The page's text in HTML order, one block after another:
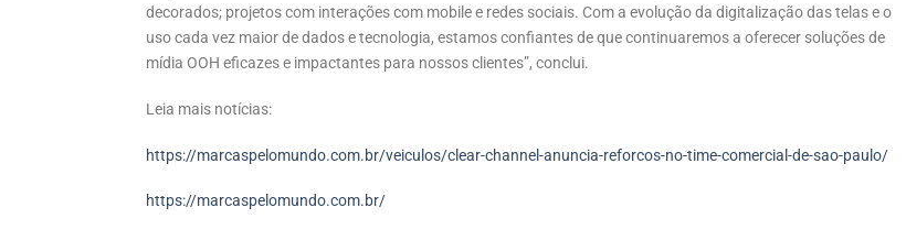
decorados; projetos com interações com mobile e redes sociais. Com a evolução da digitalização das telas e o
uso cada vez maior de dados e tecnologia, estamos confiantes de que continuaremos a oferecer soluções de
mídia OOH eficazes e impactantes para nossos clientes”, conclui.
Leia mais notícias:
https://marcaspelomundo.com.br/veiculos/clear-channel-anuncia-reforcos-no-time-comercial-de-sao-paulo/
https://marcaspelomundo.com.br/